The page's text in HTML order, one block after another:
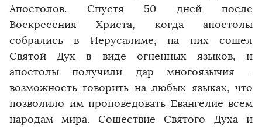
Апостолов. Спустя 50 дней после
Воскресения Христа, когда апостолы
собрались в Иерусалиме, на них сошел
Святой Дух в виде огненных языков, и
апостолы получили дар многоязычия ­
возможность говорить на любых языках, что
позволило им проповедовать Евангелие всем
народам мира. Сошествие Святого Духа и